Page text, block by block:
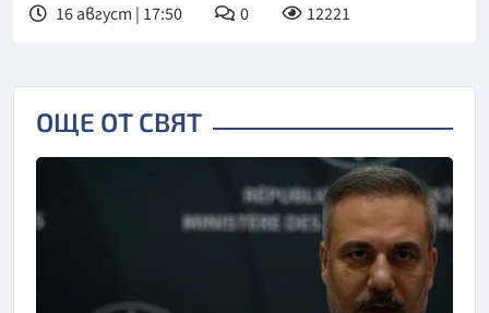
16 август | 17:50 0 12221
ОЩЕ ОТ СВЯТ